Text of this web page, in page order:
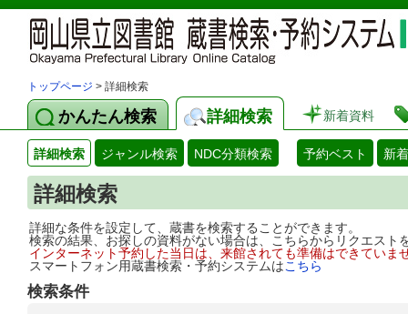
トップページ > 詳細検索
かんたん検索 詳細検索 新着資料
詳細検索 ジャンル検索 NDC分類検索 予約ベスト 新
詳細検索
詳細な条件を設定して、蔵書を検索することができます。
検索の結果、お探しの資料がない場合は、こちらからリクエス
インターネット予約した当日は、来館されても準備はできてい
スマートフォン用蔵書検索・予約システムはこちら
検索条件